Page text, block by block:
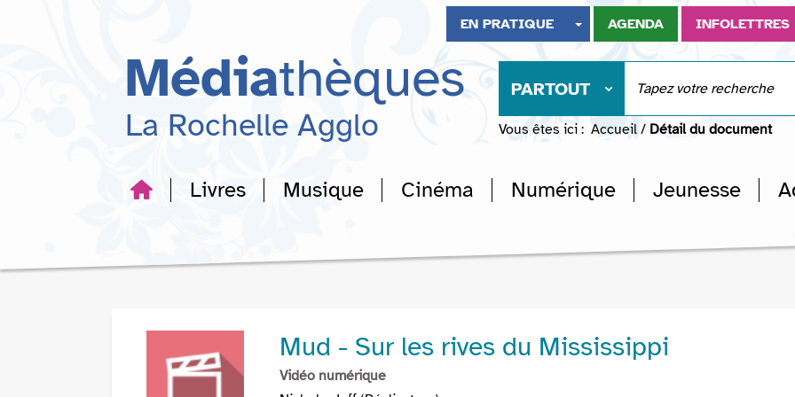
recherche
EN PRATIQUE AGENDA INFOLETTRES
Médiathèques
La Rochelle Agglo
PARTOUT
Vous êtes ici : Accueil / Détail du document
Livres Musique Cinéma Numérique Jeunesse
Mud - Sur les rives du Mississippi
Vidéo numérique